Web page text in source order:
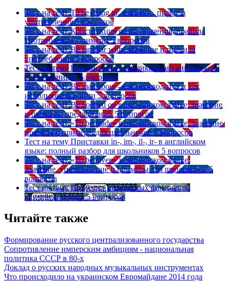
Тест на тему To be going to: значение, правила
употребления 5 вопросов
Тест на тему Конструкция go on: значения, правила
употребления, примеры 5 вопросов
Тест на тему Be familiar with: значение и правила
употребления 5 вопросов
Тест на тему Британский vs американский английский:
в чем разница? 5 вопросов
Тест на тему Be mad about - как переводится и как
использовать в речи 5 вопросов
Тест на тему Be hooked on в английском языке: значение
и примеры предложений 5 вопросов
Тест на тему «To be made» в английском языке: значение,
правила и примеры для школьников 5 вопросов
Тест на тему Приставки in-, im-, il-, ir- в английском
языке: полный разбор для школьников 5 вопросов
Тест на тему «To be given» в английском языке:
значение, употребление и примеры для школьников 5
вопросов
Тест на тему Подборка интересных фактов про
английский язык 5 вопросов
Читайте также
Формирование русского централизованного государства
Сопротивление имперским амбициям - национальная
политика СССР в 80-х
Доклад о русских народных музыкальных инструментах
Что происходило на украинском Евромайдане 2014 года